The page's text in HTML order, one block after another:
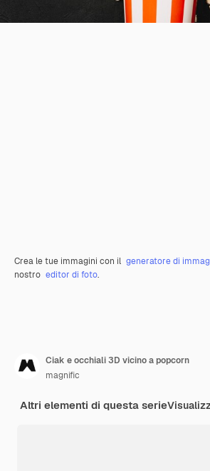
Crea le tue immagini con il generatore di
nostro editor di foto.
Ciak e occhiali 3D vicino a popcorn
magnific
Altri elementi di questa serie